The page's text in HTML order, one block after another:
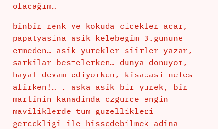
olacağım…
binbir renk ve kokuda cicekler acar,
papatyasina asik kelebegim 3.gunune
ermeden… asik yurekler siirler yazar,
sarkilar bestelerken… dunya donuyor,
hayat devam ediyorken, kisacasi nefes
alirken!… . aska asik bir yurek, bir
martinin kanadinda ozgurce engin
maviliklerde tum guzellikleri
gercekligi ile hissedebilmek adina